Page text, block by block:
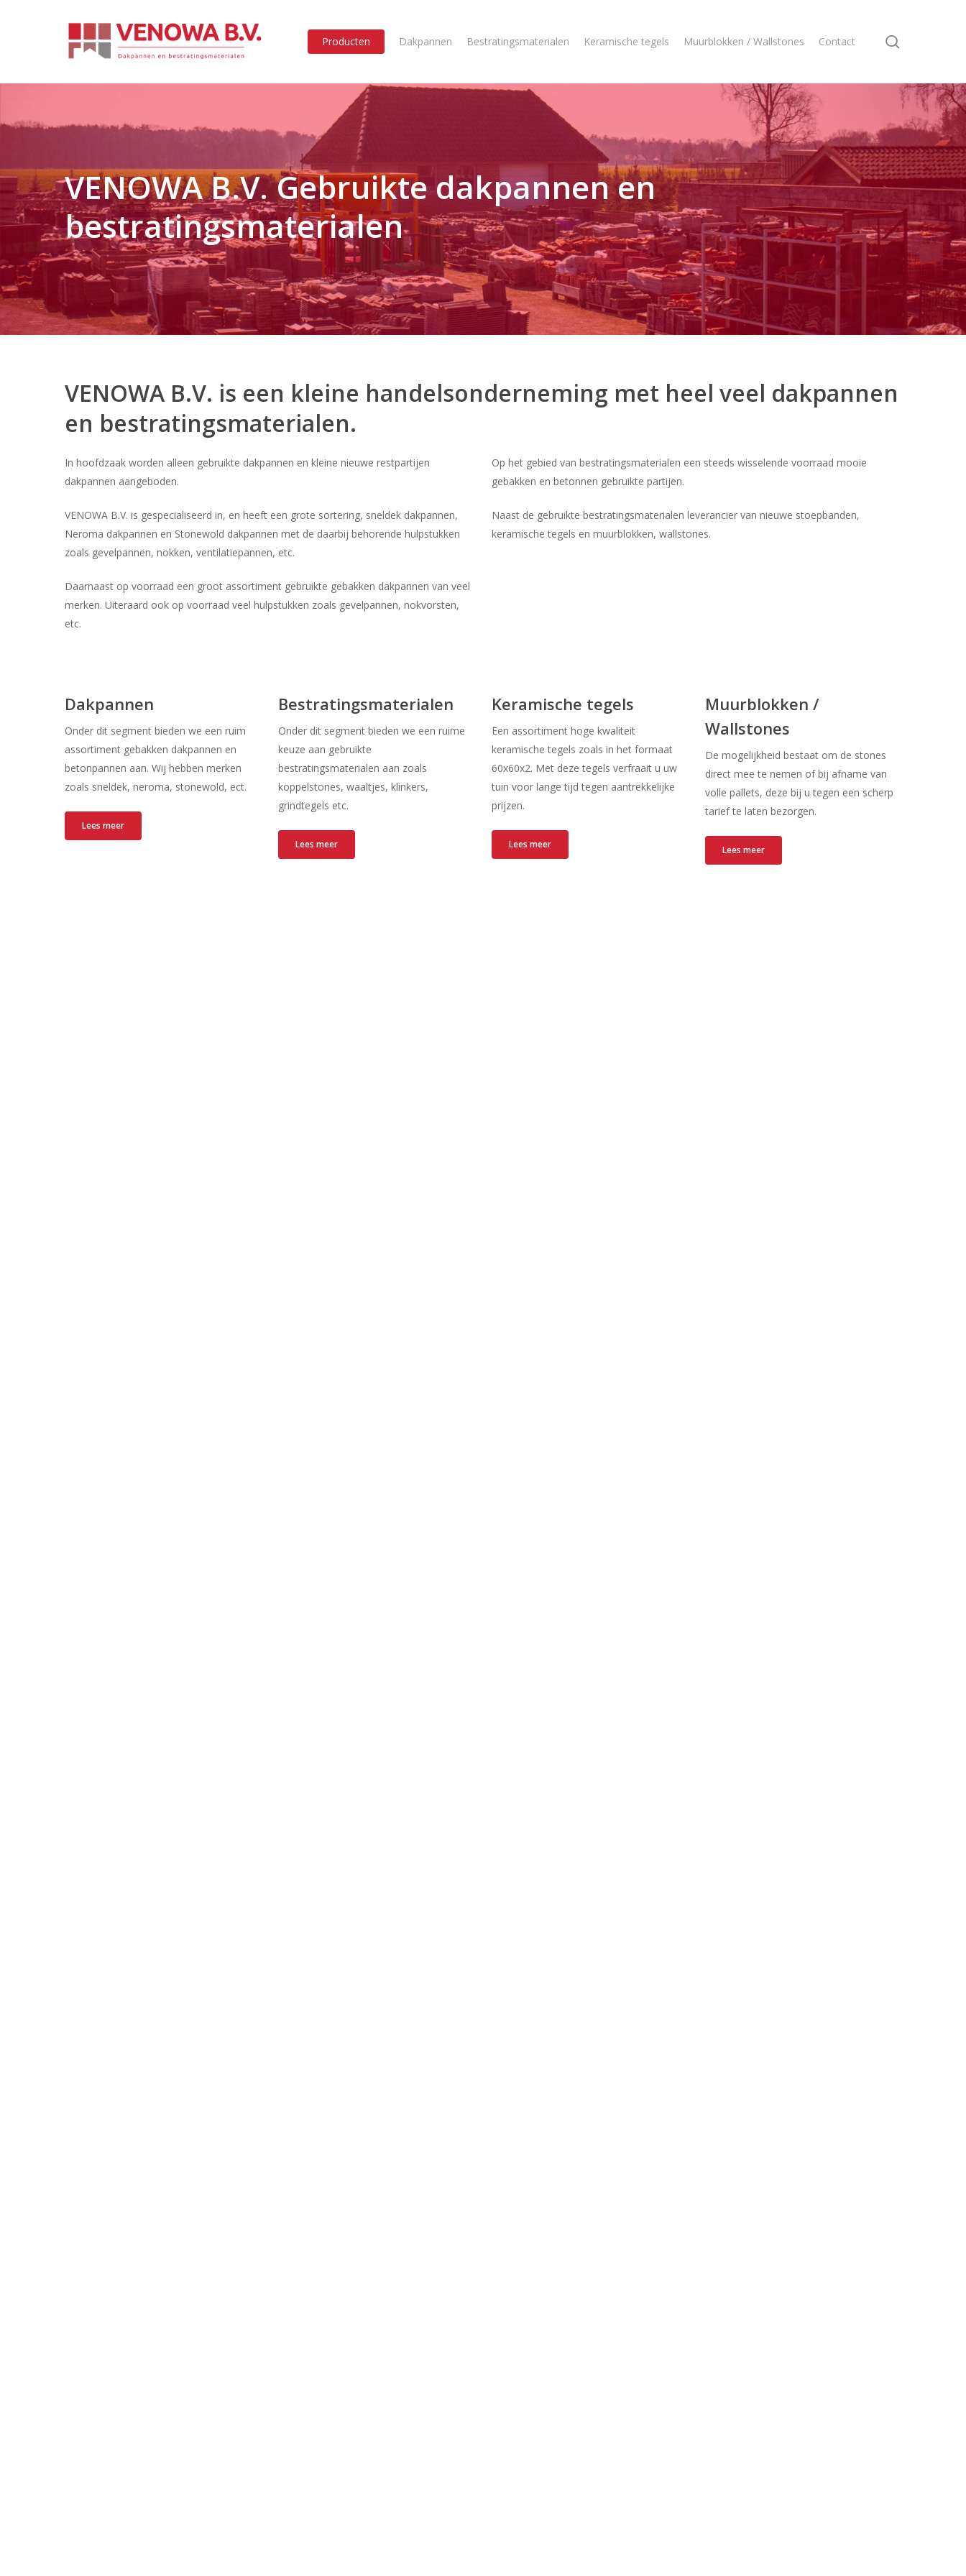
Druk op Enter om te zoeken of ESC om te sluiten
Producten Dakpannen Bestratingsmaterialen Keramische tegels Muurblokken / Wallstones Contact
VENOWA B.V. Gebruikte dakpannen en
bestratingsmaterialen
VENOWA B.V. is een kleine handelsonderneming met heel veel dakpannen
en bestratingsmaterialen.
In hoofdzaak worden alleen gebruikte dakpannen en kleine nieuwe restpartijen
dakpannen aangeboden.
VENOWA B.V. is gespecialiseerd in, en heeft een grote sortering, sneldek dakpannen,
Neroma dakpannen en Stonewold dakpannen met de daarbij behorende hulpstukken
zoals gevelpannen, nokken, ventilatiepannen, etc.
Daarnaast op voorraad een groot assortiment gebruikte gebakken dakpannen van veel
merken. Uiteraard ook op voorraad veel hulpstukken zoals gevelpannen, nokvorsten,
etc.
Op het gebied van bestratingsmaterialen een steeds wisselende voorraad mooie
gebakken en betonnen gebruikte partijen.
Naast de gebruikte bestratingsmaterialen leverancier van nieuwe stoepbanden,
keramische tegels en muurblokken, wallstones.
Dakpannen
Onder dit segment bieden we een ruim
assortiment gebakken dakpannen en
betonpannen aan. Wij hebben merken
zoals sneldek, neroma, stonewold, ect.
Lees meer
Bestratingsmaterialen
Onder dit segment bieden we een ruime
keuze aan gebruikte
bestratingsmaterialen aan zoals
koppelstones, waaltjes, klinkers,
grindtegels etc.
Lees meer
Keramische tegels
Een assortiment hoge kwaliteit
keramische tegels zoals in het formaat
60x60x2. Met deze tegels verfraait u uw
tuin voor lange tijd tegen aantrekkelijke
prijzen.
Lees meer
Muurblokken /
Wallstones
De mogelijkheid bestaat om de stones
direct mee te nemen of bij afname van
volle pallets, deze bij u tegen een scherp
tarief te laten bezorgen.
Lees meer